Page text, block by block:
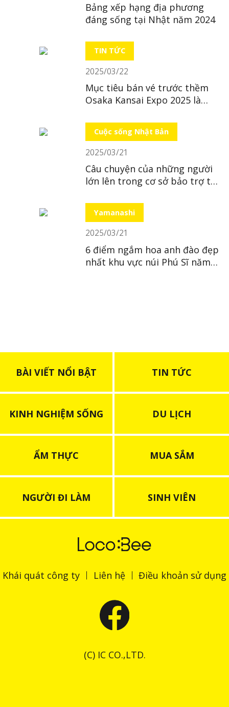
Bảng xếp hạng địa phương
đáng sống tại Nhật năm 2024
TIN TỨC
2025/03/22
Mục tiêu bán vé trước thềm
Osaka Kansai Expo 2025 là
Cuộc sống Nhật Bản
2025/03/21
Câu chuyện của những người
lớn lên trong cơ sở bảo trợ tại
Yamanashi
2025/03/21
6 điểm ngắm hoa anh đào đẹp
nhất khu vực núi Phú Sĩ năm
BÀI VIẾT NỔI BẬT TIN TỨC
KINH NGHIỆM SỐNG DU LỊCH
ẨM THỰC MUA SẮM
NGƯỜI ĐI LÀM SINH VIÊN
Khái quát công ty Liên hệ Điều khoản sử dụng
(C) IC CO.,LTD.